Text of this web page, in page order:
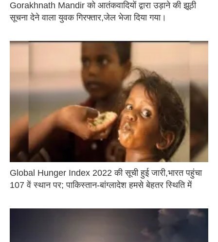
Gorakhnath Mandir को आतंकवादियों द्वारा उड़ाने की झूठी
सूचना देने वाला युवक गिरफ्तार,जेल भेजा दिया गया।
Global Hunger Index 2022 की सूची हुई जारी,भारत पहुंचा
107 वें स्थान पर; पाकिस्तान-बांग्लादेश हमसे बेहतर स्थिति में